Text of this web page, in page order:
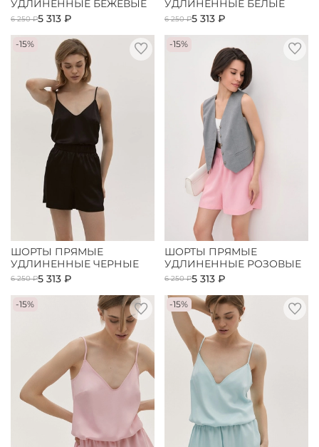
УДЛИНЕННЫЕ БЕЖЕВЫЕ
6 250 ₽5 313 ₽
УДЛИНЕННЫЕ БЕЛЫЕ
6 250 ₽5 313 ₽
-15%
ШОРТЫ ПРЯМЫЕ
УДЛИНЕННЫЕ ЧЕРНЫЕ
6 250 ₽5 313 ₽
-15%
ШОРТЫ ПРЯМЫЕ
УДЛИНЕННЫЕ РОЗОВЫЕ
6 250 ₽5 313 ₽
-15% -15%